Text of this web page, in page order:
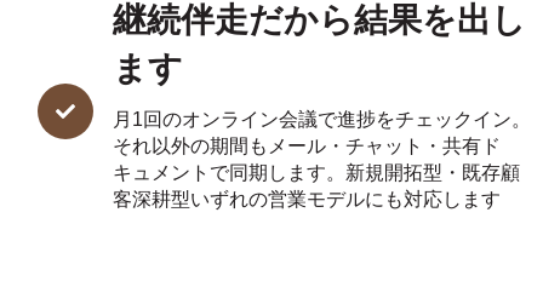
継続伴走だから結果を出し
ます
月1回のオンライン会議で進捗をチェックイン。
それ以外の期間もメール・チャット・共有ド
キュメントで同期します。新規開拓型・既存顧
客深耕型いずれの営業モデルにも対応します